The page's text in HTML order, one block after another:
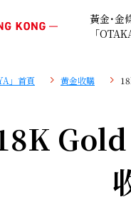
黃金･金
「
」首頁 黄金收購